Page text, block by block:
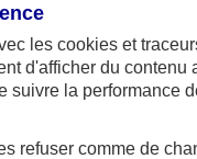
les cookies et
d'afficher du contenu
suivre la performance
refuser comme de